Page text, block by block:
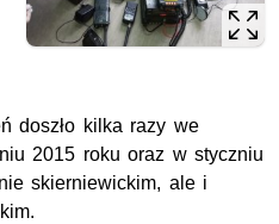
doszło kilka razy we
2015 roku oraz w styczniu
skierniewickim, ale i